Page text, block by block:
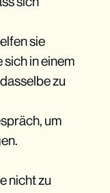
sie
sich in einem
zu
um
nicht zu